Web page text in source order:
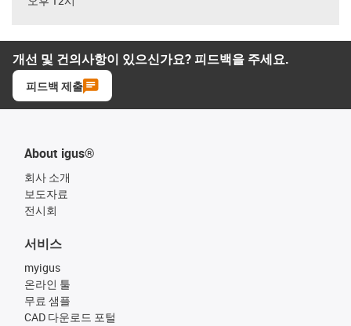
개선 및 건의사항이 있으신가요? 피드백을 주세요.
피드백 제출
About igus®
회사 소개
보도자료
전시회
서비스
myigus
온라인 툴
무료 샘플
CAD 다운로드 포털